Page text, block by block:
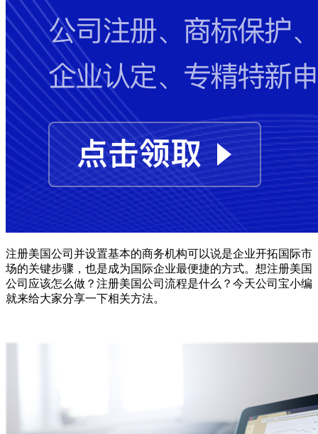
注册美国公司并设置基本的商务机构可以说是企业开拓国际市
场的关键步骤，也是成为国际企业最便捷的方式。想注册美国
公司应该怎么做？注册美国公司流程是什么？今天公司宝小编
就来给大家分享一下相关方法。